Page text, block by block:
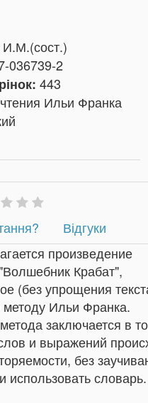
036739-2
443
Ильи Франка
Відгуки
произведение
Крабат",
(без упрощения
методу Ильи Франка.
заключается в
и выражений
без
использовать словарь.